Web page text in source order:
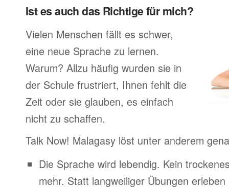
Ist es auch das Richtige für mich?
Vielen Menschen fällt es schwer,
eine neue Sprache zu lernen.
Warum? Allzu häufig wurden sie in
der Schule frustriert, Ihnen fehlt die
Zeit oder sie glauben, es einfach
nicht zu schaffen.
Talk Now! Malagasy löst unter anderem
Die Sprache wird lebendig. Kein
mehr. Statt langweiliger Übungen